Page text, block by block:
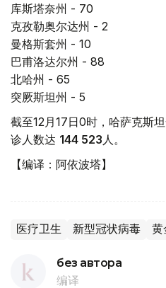
库斯塔奈州 - 70
克孜勒奥尔达州 - 2
曼格斯套州 - 10
巴甫洛达尔州 - 88
北哈州 - 65
突厥斯坦州 - 5
截至12月17日0时，哈萨克斯
诊人数达 144 523 人。
【编译：阿依波塔】
医疗卫生 新型冠状病毒 黄
без автора
编译